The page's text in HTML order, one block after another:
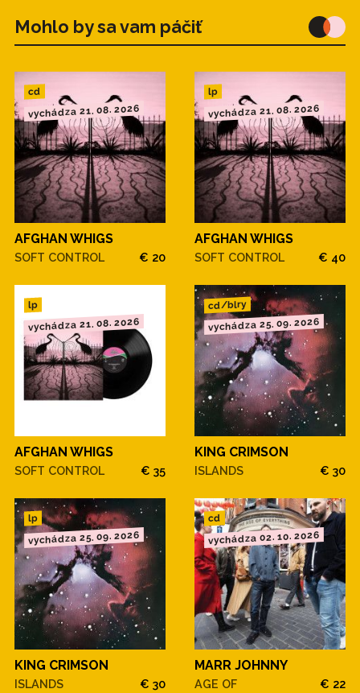
Mohlo by sa vam páčiť
cd
vychádza 21. 08. 2026
AFGHAN WHIGS
SOFT CONTROL € 20
lp
vychádza 21. 08. 2026
AFGHAN WHIGS
SOFT CONTROL € 40
lp
vychádza 21. 08. 2026
AFGHAN WHIGS
SOFT CONTROL € 35
cd/blry
vychádza 25. 09. 2026
KING CRIMSON
ISLANDS € 30
lp
vychádza 25. 09. 2026
KING CRIMSON
ISLANDS € 30
cd
vychádza 02. 10. 2026
MARR JOHNNY
AGE OF
€ 22